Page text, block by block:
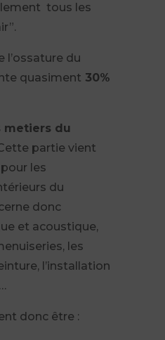
tous les
l’ossature du
quasiment 30%
metiers du
partie vient
les
du
donc
et acoustique,
les
l’installation
donc être :